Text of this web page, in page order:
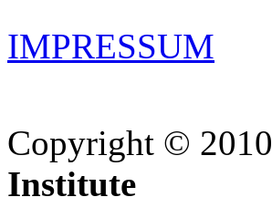
IMPRESSUM
Copyright © 2010
Institute